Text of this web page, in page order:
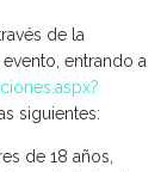
de la
entrando a
siguientes:
de 18 años,